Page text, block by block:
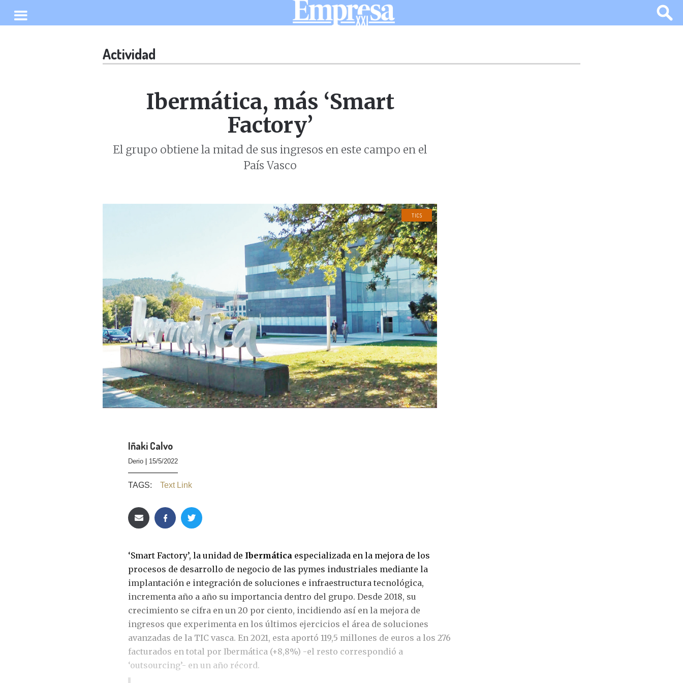
Actividad
Ibermática, más ‘Smart
Factory’
El grupo obtiene la mitad de sus ingresos en este campo en el
País Vasco
TICS
Iñaki Calvo
Derio 15/5/2022
TAGS: Text Link
‘Smart Factory’, la unidad de Ibermática especializada en la mejora de los
procesos de desarrollo de negocio de las pymes industriales mediante la
implantación e integración de soluciones e infraestructura tecnológica,
incrementa año a año su importancia dentro del grupo. Desde 2018, su
crecimiento se cifra en un 20 por ciento, incidiendo así en la mejora de
ingresos que experimenta en los últimos ejercicios el área de soluciones
avanzadas de la TIC vasca. En 2021, esta aportó 119,5 millones de euros a los 276
facturados en total por Ibermática (+8,8%) -el resto correspondió a
‘outsourcing’- en un año récord.